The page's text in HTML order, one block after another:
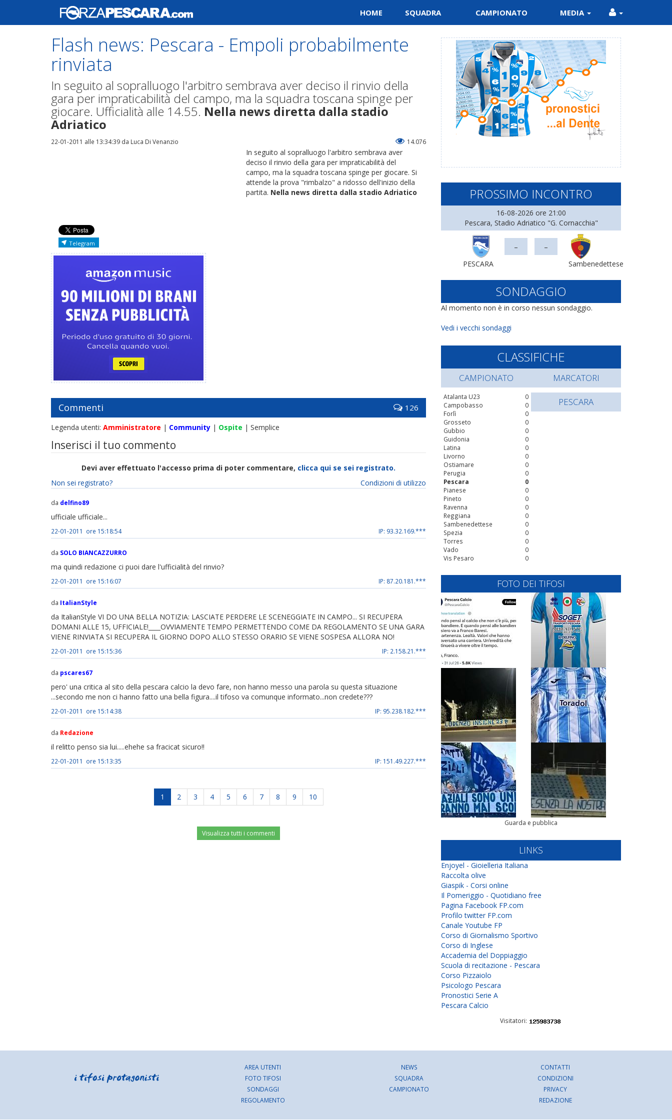
HOME SQUADRA CAMPIONATO MEDIA
Flash news: Pescara - Empoli probabilmente
rinviata
In seguito al sopralluogo l'arbitro sembrava aver deciso il rinvio della
gara per impraticabilità del campo, ma la squadra toscana spinge per
giocare. Ufficialità alle 14.55. Nella news diretta dalla stadio
Adriatico
22-01-2011 alle 13:34:39 da Luca Di Venanzio 14.076
In seguito al sopralluogo l'arbitro sembrava aver
deciso il rinvio della gara per impraticabilità del
campo, ma la squadra toscana spinge per giocare. Si
attende la prova "rimbalzo" a ridosso dell'inizio della
partita. Nella news diretta dalla stadio Adriatico
Telegram
Commenti 126
Legenda utenti: Amministratore | Community | Ospite | Semplice
Inserisci il tuo commento
Devi aver effettuato l'accesso prima di poter commentare, clicca qui se sei registrato.
Condizioni di utilizzo
Non sei registrato?
da delfino89
ufficiale ufficiale...
22-01-2011 ore 15:18:54 IP: 93.32.169.***
da SOLO BIANCAZZURRO
ma quindi redazione ci puoi dare l'ufficialità del rinvio?
22-01-2011 ore 15:16:07 IP: 87.20.181.***
da ItalianStyle
da ItalianStyle VI DO UNA BELLA NOTIZIA: LASCIATE PERDERE LE SCENEGGIATE IN CAMPO... SI RECUPERA
DOMANI ALLE 15, UFFICIALE!____OVVIAMENTE TEMPO PERMETTENDO COME DA REGOLAMENTO SE UNA GARA
VIENE RINVIATA SI RECUPERA IL GIORNO DOPO ALLO STESSO ORARIO SE VIENE SOSPESA ALLORA NO!
22-01-2011 ore 15:15:36 IP: 2.158.21.***
da pscares67
pero' una critica al sito della pescara calcio la devo fare, non hanno messo una parola su questa situazione
...secondo me non ci hanno fatto una bella figura....il tifoso va comunque informato...non credete???
22-01-2011 ore 15:14:38 IP: 95.238.182.***
da Redazione
il relitto penso sia lui.....ehehe sa fracicat sicuro!!
22-01-2011 ore 15:13:35 IP: 151.49.227.***
1 2 3 4 5 6 7 8 9 10
Visualizza tutti i commenti
PROSSIMO INCONTRO
16-08-2026 ore 21:00
Pescara, Stadio Adriatico "G. Cornacchia"
PESCARA
- -
Sambenedettese
SONDAGGIO
Al momento non è in corso nessun sondaggio.
Vedi i vecchi sondaggi
CLASSIFICHE
CAMPIONATO
0
Atalanta U23
0
Campobasso
0
Forlì
0
Grosseto
0
Gubbio
0
Guidonia
0
Latina
0
Livorno
0
Ostiamare
0
Perugia
0
Pescara
0
Pianese
0
Pineto
0
Ravenna
0
Reggiana
0
Sambenedettese
0
Spezia
0
Torres
0
Vado
0
Vis Pesaro
MARCATORI
PESCARA
FOTO DEI TIFOSI
Guarda e pubblica
LINKS
Enjoyel - Gioielleria Italiana
Raccolta olive
Giaspik - Corsi online
Il Pomeriggio - Quotidiano free
Pagina Facebook FP.com
Profilo twitter FP.com
Canale Youtube FP
Corso di Giornalismo Sportivo
Corso di Inglese
Accademia del Doppiaggio
Scuola di recitazione - Pescara
Corso Pizzaiolo
Psicologo Pescara
Pronostici Serie A
Pescara Calcio
Visitatori:
AREA UTENTI
FOTO TIFOSI
SONDAGGI
REGOLAMENTO
NEWS
SQUADRA
CAMPIONATO
CONTATTI
CONDIZIONI
PRIVACY
REDAZIONE